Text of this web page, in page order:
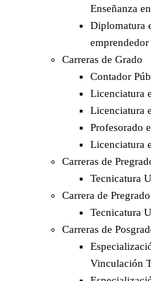
Enseñanza
Diplomatura
emprendedor
Carreras de Grado
Contador
Licenciatura
Licenciatura
Profesorado
Licenciatura
Carreras de
Tecnicatura
Carrera de
Tecnicatura
Carreras de
Vinculación